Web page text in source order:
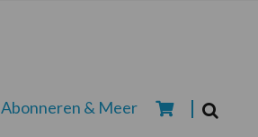
Abonneren & Meer